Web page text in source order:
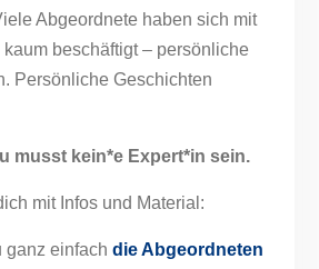
Abgeordnete haben sich mit
beschäftigt – persönliche
Persönliche Geschichten
musst kein*e Expert*in sein.
mit Infos und Material:
ganz einfach die Abgeordneten